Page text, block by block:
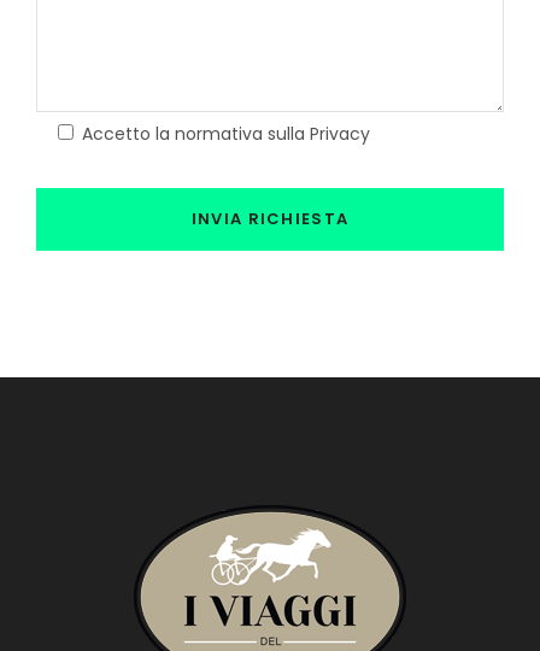
Accetto la normativa sulla Privacy